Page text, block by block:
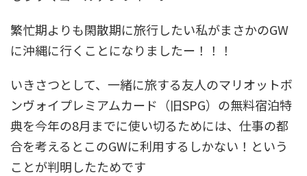
繁忙期よりも閑散期に旅行したい私がまさかのGW
に沖縄に行くことになりましたー！！！
いきさつとして、一緒に旅する友人のマリオットボ
ンヴォイプレミアムカード（旧SPG）の無料宿泊特
典を今年の8月までに使い切るためには、仕事の都
合を考えるとこのGWに利用するしかない！という
ことが判明したためです